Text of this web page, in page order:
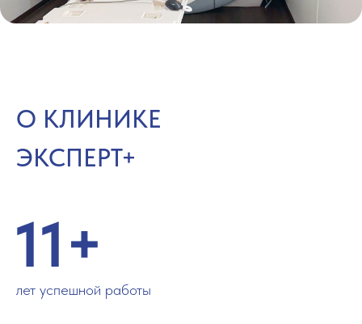
О КЛИНИКЕ
ЭКСПЕРТ+
11+
лет успешной работы